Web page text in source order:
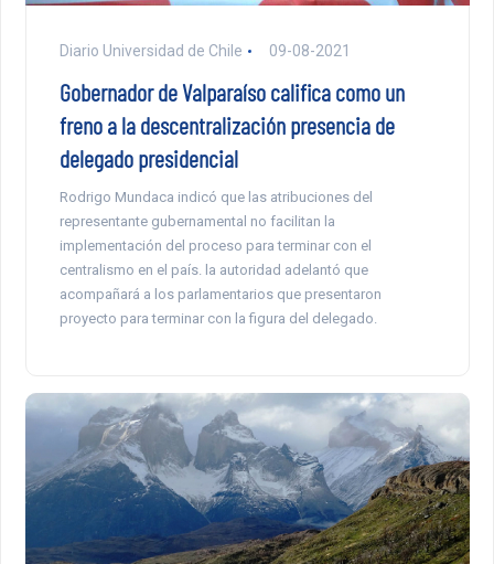
Diario Universidad de Chile 09-08-2021
Gobernador de Valparaíso califica como un
freno a la descentralización presencia de
delegado presidencial
Rodrigo Mundaca indicó que las atribuciones del
representante gubernamental no facilitan la
implementación del proceso para terminar con el
centralismo en el país. la autoridad adelantó que
acompañará a los parlamentarios que presentaron
proyecto para terminar con la figura del delegado.